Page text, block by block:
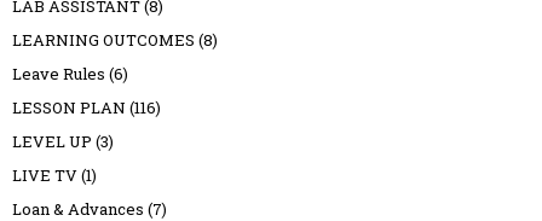
LAB ASSISTANT(8)
LEARNING OUTCOMES (8)
Leave Rules (6)
LESSON PLAN (116)
LEVEL UP (3)
LIVE TV(1)
Loan & Advances (7)